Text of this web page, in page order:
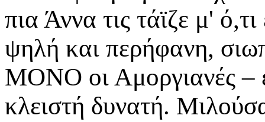
πια Άννα τις τάϊζε μ'
ψηλή και περήφανη,
ΜΟΝΟ οι Αμοργιανές –
κλειστή δυνατή.